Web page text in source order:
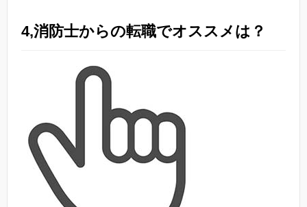
4,消防士からの転職でオススメは？